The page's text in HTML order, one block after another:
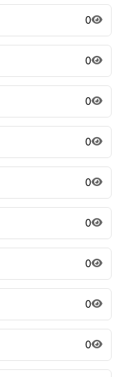
0
0
0
0
0
0
0
0
0